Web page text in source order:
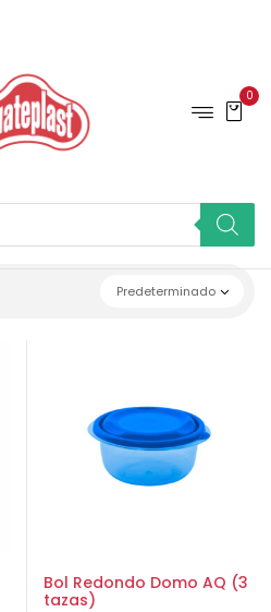
0
Predeterminado
Bol Redondo Domo AQ (3
tazas)